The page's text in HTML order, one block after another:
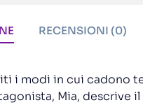
RECENSIONI (0)
i modi in cui cadono
Mia, descrive